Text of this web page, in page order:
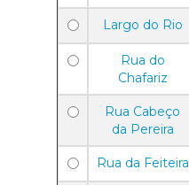
Largo do Rio
Rua do
Chafariz
Rua Cabeço
da Pereira
Rua da Feiteira